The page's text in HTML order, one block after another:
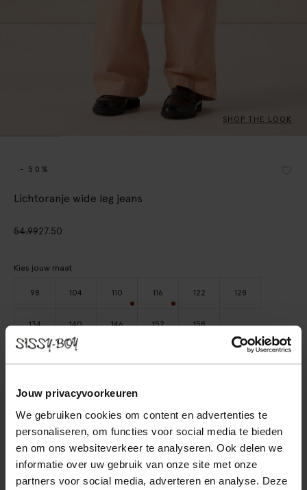
Jouw privacyvoorkeuren
We gebruiken cookies om content en advertenties te
personaliseren, om functies voor social media te bieden
en om ons websiteverkeer te analyseren. Ook delen we
informatie over uw gebruik van onze site met onze
partners voor social media, adverteren en analyse. Deze
SHOP THE LOOK
- 50%
Lichtoranje wide leg jeans
54.9927.50
Kies jouw maat
98 104 110 116 122 128
134 140 146 152 158
Achteraf betalen
Snelle levering